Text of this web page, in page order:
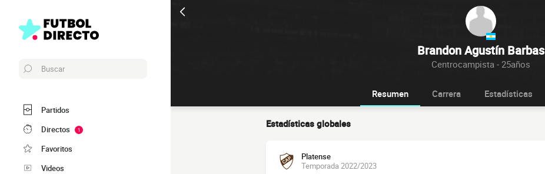
Brandon Agustín Barbas
Centrocampista - 25años
Buscar
Partidos
Directos
1
Favoritos
Videos
Resumen Carrera Estadísticas
Estadísticas globales
Platense
Temporada 2022/2023